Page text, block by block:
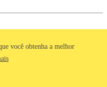
você obtenha a melhor
55.744.877/0001-89 - Rua